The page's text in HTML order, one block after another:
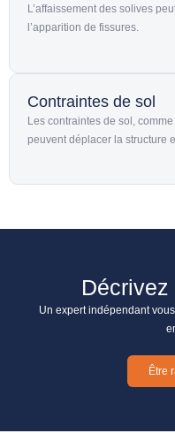
L’affaissement des solives
l’apparition de fissures.
Contraintes de sol
Les contraintes de sol,
peuvent déplacer la structure
Un expert indépendant
Être